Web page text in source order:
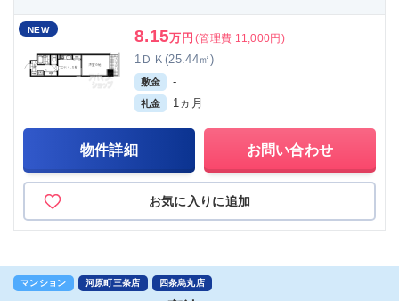
NEW 8.15万円 (管理費 11,000円)
1ＤＫ(25.44㎡)
敷金 -
礼金 1ヵ月
物件詳細 お問い合わせ
お気に入りに追加
マンション 河原町三条店 四条烏丸店